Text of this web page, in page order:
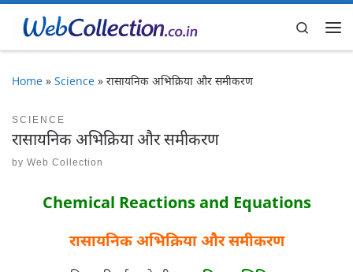
Skip to content
Search
Home » Science » रासायनिक अभिक्रिया और समीकरण
SCIENCE
रासायनिक अभिक्रिया और समीकरण
by Web Collection
Chemical Reactions and Equations
रासायनिक अभिक्रिया और समीकरण